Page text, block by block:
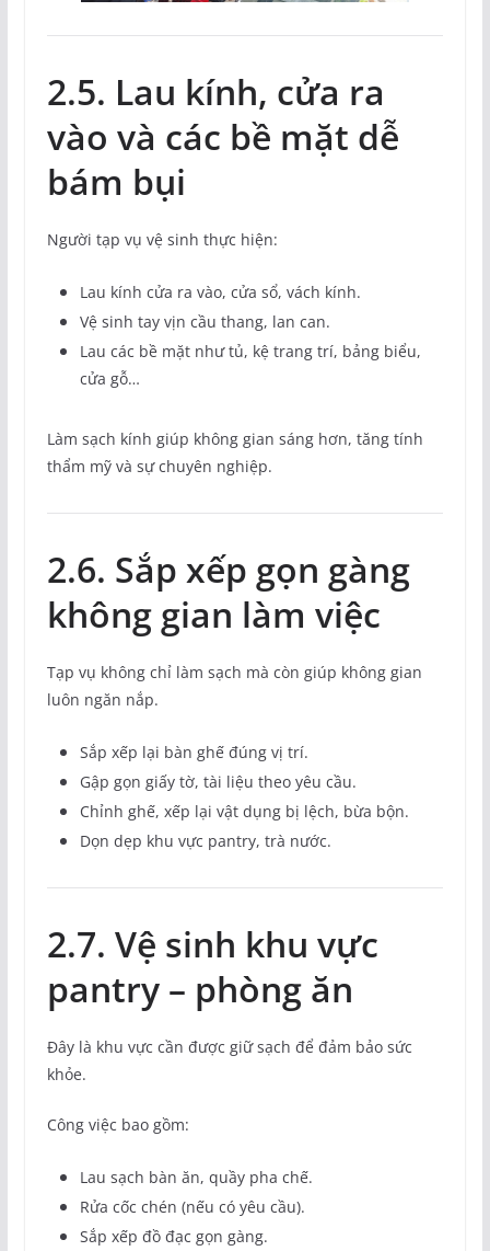
2.5. Lau kính, cửa ra
vào và các bề mặt dễ
bám bụi
Người tạp vụ vệ sinh thực hiện:
Lau kính cửa ra vào, cửa sổ, vách kính.
Vệ sinh tay vịn cầu thang, lan can.
Lau các bề mặt như tủ, kệ trang trí, bảng biểu,
cửa gỗ…
Làm sạch kính giúp không gian sáng hơn, tăng tính
thẩm mỹ và sự chuyên nghiệp.
2.6. Sắp xếp gọn gàng
không gian làm việc
Tạp vụ không chỉ làm sạch mà còn giúp không gian
luôn ngăn nắp.
Sắp xếp lại bàn ghế đúng vị trí.
Gập gọn giấy tờ, tài liệu theo yêu cầu.
Chỉnh ghế, xếp lại vật dụng bị lệch, bừa bộn.
Dọn dẹp khu vực pantry, trà nước.
2.7. Vệ sinh khu vực
pantry – phòng ăn
Đây là khu vực cần được giữ sạch để đảm bảo sức
khỏe.
Công việc bao gồm:
Lau sạch bàn ăn, quầy pha chế.
Rửa cốc chén (nếu có yêu cầu).
Sắp xếp đồ đạc gọn gàng.